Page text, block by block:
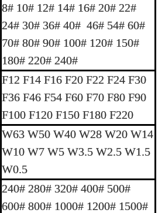
8# 10# 12# 14# 16# 20# 22#
24# 30# 36# 40# 46# 54# 60#
70# 80# 90# 100# 120# 150#
180# 220# 240#
F12 F14 F16 F20 F22 F24 F30
F36 F46 F54 F60 F70 F80 F90
F100 F120 F150 F180 F220
W63 W50 W40 W28 W20 W14
W10 W7 W5 W3.5 W2.5 W1.5
W0.5
240# 280# 320# 400# 500#
600# 800# 1000# 1200# 1500#